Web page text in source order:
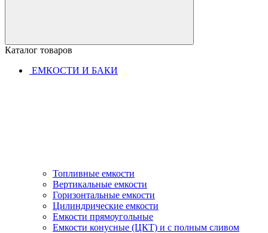
Каталог товаров
ЕМКОСТИ И БАКИ
Топливные емкости
Вертикальные емкости
Горизонтальные емкости
Цилиндрические емкости
Емкости прямоугольные
Емкости конусные (ЦКТ) и с полным сливом